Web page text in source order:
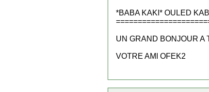
*BABA KAKI* OULED
UN GRAND BONJOUR A
VOTRE AMI OFEK2